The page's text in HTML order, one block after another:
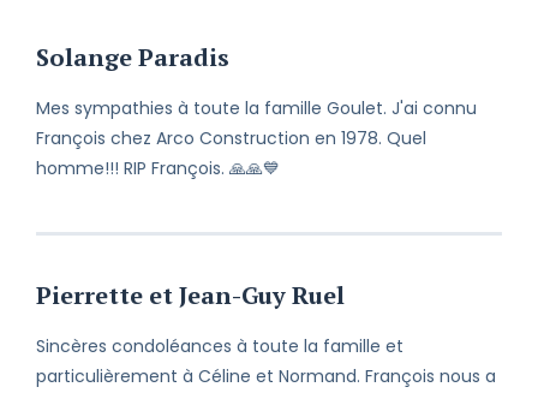
Solange Paradis
Mes sympathies à toute la famille Goulet. J'ai connu
François chez Arco Construction en 1978. Quel
homme!!! RIP François. 🙏🙏💙
Pierrette et Jean-Guy Ruel
Sincères condoléances à toute la famille et
particulièrement à Céline et Normand. François nous a